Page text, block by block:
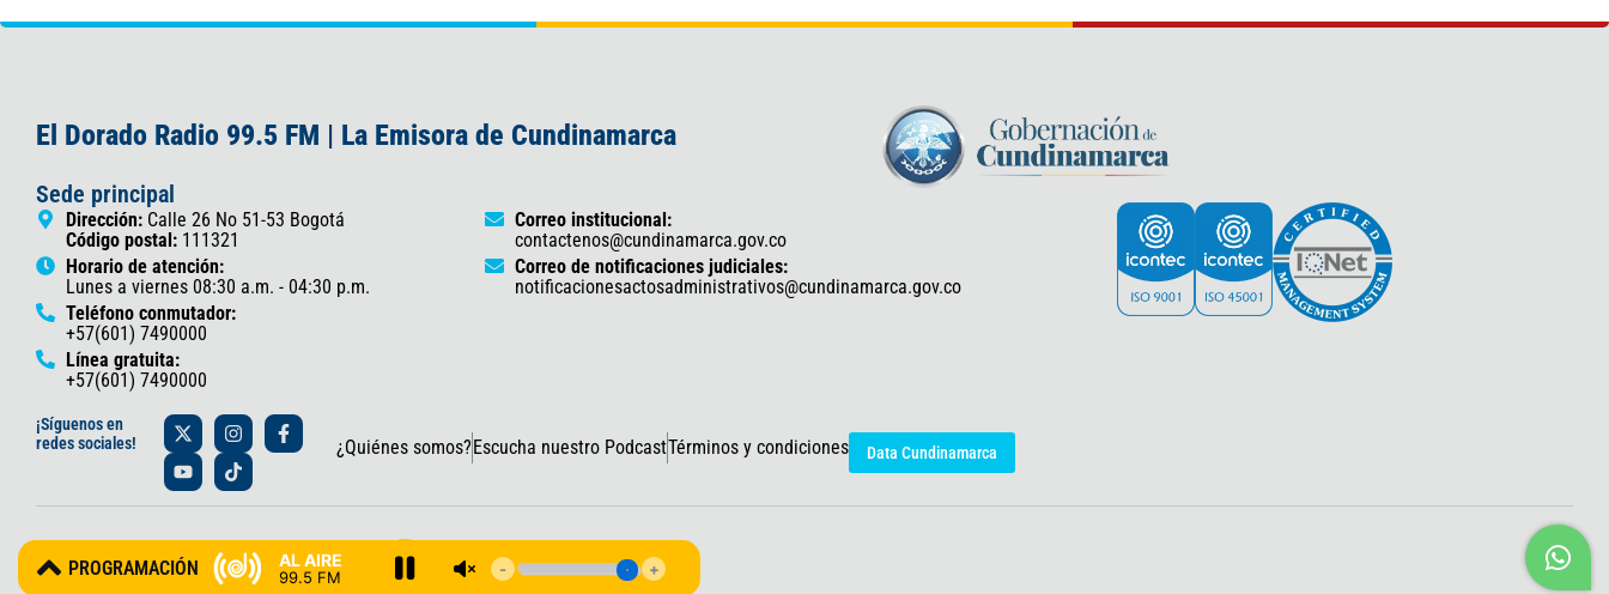
El Dorado Radio 99.5 FM | La Emisora de Cundinamarca
Sede principal
Dirección: Calle 26 No 51-53 Bogotá
Código postal: 111321
Horario de atención:
Lunes a viernes 08:30 a.m. - 04:30 p.m.
Teléfono conmutador:
+57(601) 7490000
Línea gratuita:
+57(601) 7490000
Correo institucional:
contactenos@cundinamarca.gov.co
Correo de notificaciones judiciales:
notificacionesactosadministrativos@cundinamarca.gov.co
AL AIRE
99.5 FM
¡Síguenos en
redes sociales!
X
-
t
w
i
t
e
r
I
n
s
t
a
r
a
m
F
a
c
o
k
-
Y
o
u
t
u
e
T
i
k
t
o
¿Quiénes somos?Escucha nuestro PodcastTérminos y condiciones Data Cundinamarca
© 2025 Gobernación de Cundinamarca – Oficina de Prensa y Comunicaciones
PROGRAMACIÓN